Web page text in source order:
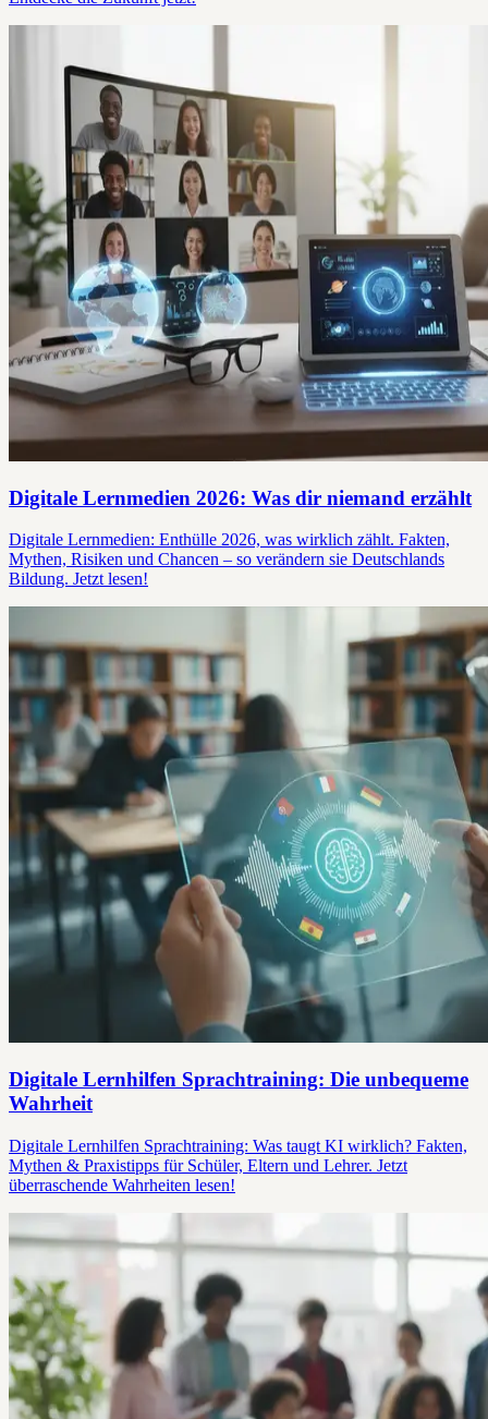
Digitale Lernmedien 2026: Was dir niemand erzählt
Digitale Lernmedien: Enthülle 2026, was wirklich zählt. Fakten,
Mythen, Risiken und Chancen – so verändern sie Deutschlands
Bildung. Jetzt lesen!
Digitale Lernhilfen Sprachtraining: Die unbequeme
Wahrheit
Digitale Lernhilfen Sprachtraining: Was taugt KI wirklich? Fakten,
Mythen & Praxistipps für Schüler, Eltern und Lehrer. Jetzt
überraschende Wahrheiten lesen!